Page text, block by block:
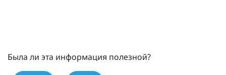
Была ли эта информация полезной?